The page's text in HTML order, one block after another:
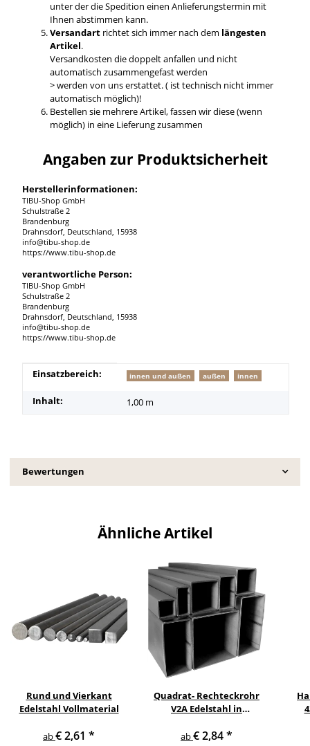
unter der die Spedition einen Anlieferungstermin mit
Ihnen abstimmen kann.
Versandartrichtet sich immer nach dem längesten
Artikel.
Versandkosten die doppelt anfallen und nicht
automatisch zusammengefast werden
> werden von uns erstattet. ( ist technisch nicht immer
automatisch möglich)!
Bestellen sie mehrere Artikel, fassen wir diese (wenn
möglich) in eine Lieferung zusammen
Angaben zur Produktsicherheit
Herstellerinformationen:
TIBU-Shop GmbH
Schulstraße 2
Brandenburg
Drahnsdorf, Deutschland, 15938
info@tibu-shop.de
https://www.tibu-shop.de
verantwortliche Person:
TIBU-Shop GmbH
Schulstraße 2
Brandenburg
Drahnsdorf, Deutschland, 15938
info@tibu-shop.de
https://www.tibu-shop.de
Produkteigenschaft
Wert
Einsatzbereich: innen und außen außen innen
Inhalt: 1,00 m
Bewertungen
Ähnliche Artikel
Rund und Vierkant
Edelstahl Vollmaterial
ab€ 2,61 *
Quadrat- Rechteckrohr
V2A Edelstahl in
Querschnitten und
ab€ 2,84*